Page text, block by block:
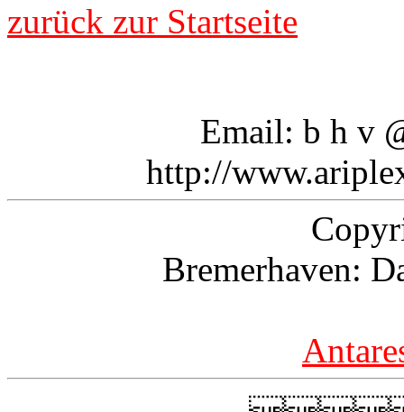
zurück zur Startseite
Email: b h v
http://
Bremerhaven: